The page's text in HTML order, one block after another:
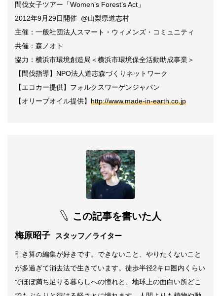
間伐女子ツアー「Women’s Forest’s Act」
2012年9月29日開催 @山梨県道志村
主催：一般社団法人スマート・ウィメンズ・コミュニティ
共催：森ノオト
協力：横浜市環境創造局＜横浜市環境保全活動助成事業＞
【間伐指導】NPO法人道志森づくりネットワーク
【エコカー提供】フォルクスワーゲンジャパン
【オリーブオイル提供】 http://www.made-in-earth.co.jp
この記事を書いた人
梅原昭子 スタッフ／ライター
引き算の編集が好きです。できないこと、やりたくないこと
が多過ぎて消去法で生きています。徒歩半径2キロ圏内くらい
でほぼ満ち足りる暮らしへの憧れと、地球上の面白い所どこ